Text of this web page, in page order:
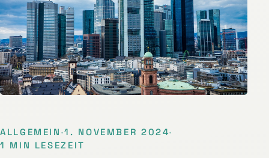
ALLGEMEIN ·1. NOVEMBER 2024·
1 MIN LESEZEIT